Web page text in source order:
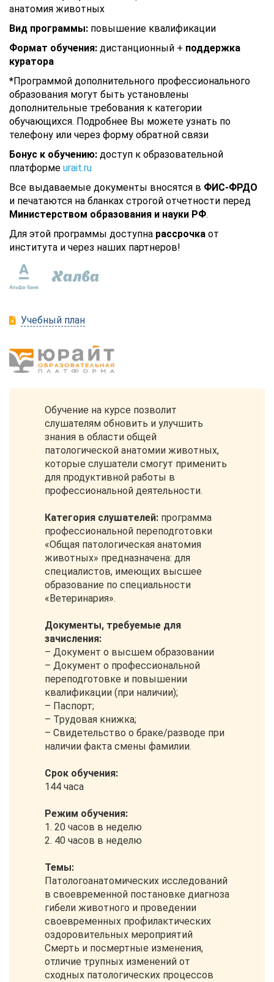
анатомия животных
Вид программы: повышение квалификации
Формат обучения: дистанционный + поддержка
куратора
*Программой дополнительного профессионального
образования могут быть установлены
дополнительные требования к категории
обучающихся. Подробнее Вы можете узнать по
телефону или через форму обратной связи
Бонус к обучению: доступ к образовательной
платформе urait.ru
Все выдаваемые документы вносятся в ФИС-ФРДО
и печатаются на бланках строгой отчетности перед
Министерством образования и науки РФ.
Для этой программы доступна рассрочка от
института и через наших партнеров!
Учебный план
Обучение на курсе позволит
слушателям обновить и улучшить
знания в области общей
патологической анатомии животных,
которые слушатели смогут применить
для продуктивной работы в
профессиональной деятельности.
Категория слушателей: программа
профессиональной переподготовки
«Общая патологическая анатомия
животных» предназначена: для
специалистов, имеющих высшее
образование по специальности
«Ветеринария».
Документы, требуемые для
зачисления:
– Документ о высшем образовании
– Документ о профессиональной
переподготовке и повышении
квалификации (при наличии);
– Паспорт;
– Трудовая книжка;
– Свидетельство о браке/разводе при
наличии факта смены фамилии.
Срок обучения:
144 часа
Режим обучения:
1. 20 часов в неделю
2. 40 часов в неделю
Темы:
Патологоанатомических исследований
в своевременной постановке диагноза
гибели животного и проведении
своевременных профилактических
оздоровительных мероприятий
Смерть и посмертные изменения,
отличие трупных изменений от
сходных патологических процессов